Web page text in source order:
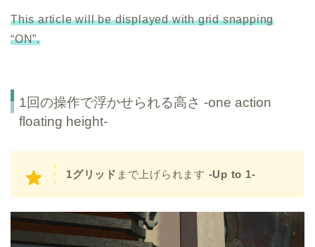
This article will be displayed with grid snapping
“ON”.
1回の操作で浮かせられる高さ -one action
floating height-
1グリッド まで上げられます -Up to 1-